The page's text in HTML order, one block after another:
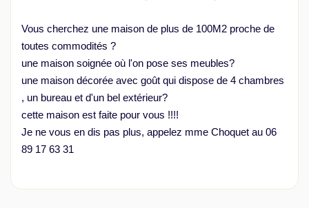
Vous cherchez une maison de plus de 100M2 proche de
toutes commodités ?
une maison soignée où l'on pose ses meubles?
une maison décorée avec goût qui dispose de 4 chambres
, un bureau et d'un bel extérieur?
cette maison est faite pour vous !!!!
Je ne vous en dis pas plus, appelez mme Choquet au 06
89 17 63 31